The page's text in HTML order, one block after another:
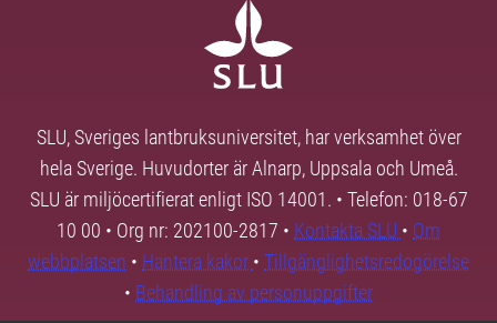
SLU, Sveriges lantbruksuniversitet, har verksamhet över
hela Sverige. Huvudorter är Alnarp, Uppsala och Umeå.
SLU är miljöcertifierat enligt ISO 14001. • Telefon: 018-67
10 00 • Org nr: 202100-2817 • Kontakta SLU • Om
webbplatsen • Hantera kakor • Tillgänglighetsredogörelse
• Behandling av personuppgifter